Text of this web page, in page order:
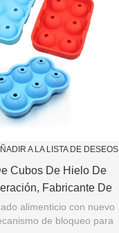
A LA LISTA DE DESEOS
Cubos De Hielo De
Fabricante De
Bandeja De Hielo De
Tapa De Esfera Para
alimenticio con nuevo
de bloqueo para